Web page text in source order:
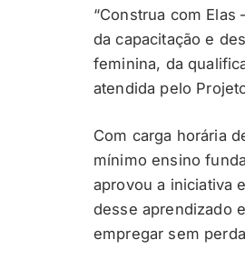
“Construa com
da capacitação e
feminina, da
atendida pelo
Com carga horária
mínimo ensino
aprovou a iniciativa
desse aprendizado
empregar sem